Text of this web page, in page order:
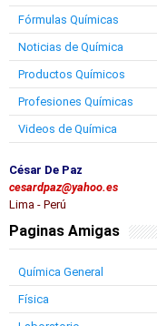
Fórmulas Químicas
Noticias de Química
Productos Químicos
Profesiones Químicas
Videos de Química
César De Paz
cesardpaz@yahoo.es
Lima - Perú
Paginas Amigas
Química General
Física